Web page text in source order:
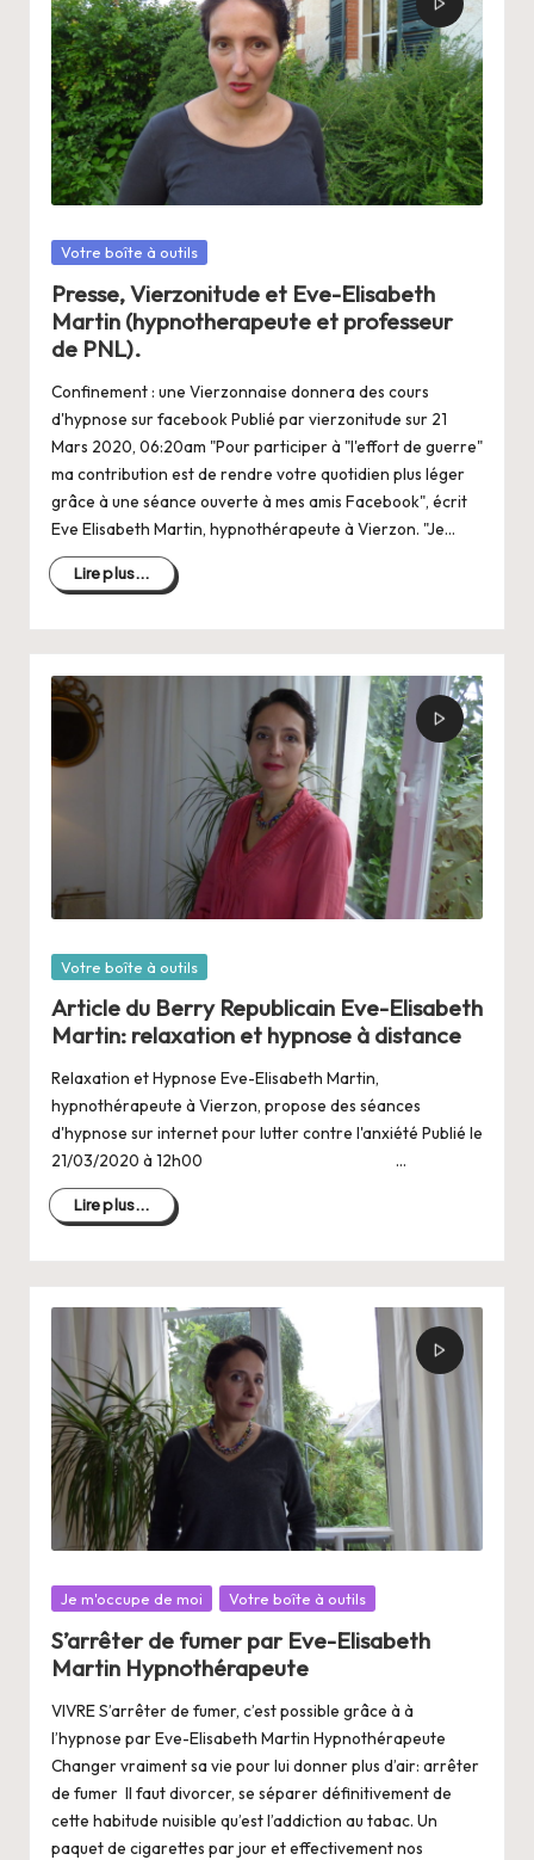
Posté
Votre boîte à outils
Presse, Vierzonitude et Eve-Elisabeth
Martin (hypnotherapeute et professeur
de PNL).
Confinement : une Vierzonnaise donnera des cours
d'hypnose sur facebook Publié par vierzonitude sur 21
Mars 2020, 06:20am "Pour participer à "l'effort de guerre"
ma contribution est de rendre votre quotidien plus léger
grâce à une séance ouverte à mes amis Facebook", écrit
Eve Elisabeth Martin, hypnothérapeute à Vierzon. "Je…
Lire plus...
Posté
Votre boîte à outils
Article du Berry Republicain Eve-Elisabeth
Martin: relaxation et hypnose à distance
Relaxation et Hypnose Eve-Elisabeth Martin,
hypnothérapeute à Vierzon, propose des séances
d'hypnose sur internet pour lutter contre l'anxiété Publié le
21/03/2020 à 12h00 …
Lire plus...
Posté
Je m'occupe de moi Votre boîte à outils
S’arrêter de fumer par Eve-Elisabeth
Martin Hypnothérapeute
VIVRE S’arrêter de fumer, c’est possible grâce à à
l’hypnose par Eve-Elisabeth Martin Hypnothérapeute
Changer vraiment sa vie pour lui donner plus d’air: arrêter
de fumer Il faut divorcer, se séparer définitivement de
cette habitude nuisible qu’est l’addiction au tabac. Un
paquet de cigarettes par jour et effectivement nos